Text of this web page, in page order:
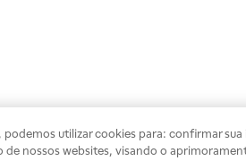
podemos utilizar cookies para: confirmar
de nossos websites, visando o